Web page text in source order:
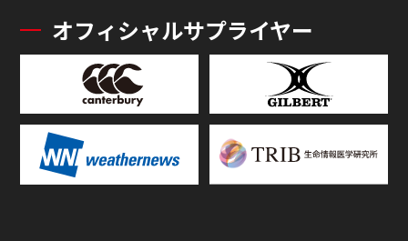
オフィシャルサプライヤー